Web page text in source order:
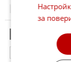
08.06.2026
Бай
за